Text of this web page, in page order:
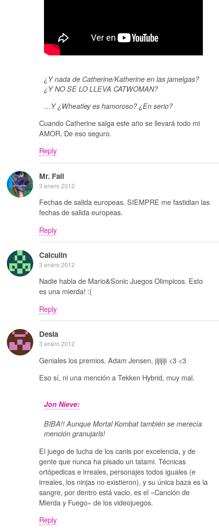
¿Y nada de Catherine/Katherine en las jamelgas?
¿Y NO SE LO LLEVA CATWOMAN?
…Y ¿Wheatley es hamoroso? ¿En serio?
Cuando Catherine salga este año se llevará todo mi
AMOR. De eso seguro.
Reply
Mr. Fail
3 enero 2012
Fechas de salida europeas. SIEMPRE me fastidian las
fechas de salida europeas.
Reply
Calculin
3 enero 2012
Nadie habla de Mario&Sonic Juegos Olimpicos. Esto
es una mierda! :(
Reply
Desia
3 enero 2012
Geniales los premios. Adam Jensen, jijijiji <3 <3
Eso sí, ni una mención a Tekken Hybrid, muy mal.
Jon Nieve:
BIBA!! Aunque Mortal Kombat también se merecía
mención granujarls!
El juego de lucha de los canis por excelencia, y de
gente que nunca ha pisado un tatami. Técnicas
ortópedicas e irreales, personajes todos iguales (e
irreales, los ninjas no existieron), y su única baza es la
sangre, por dentro está vacio, es el «Canción de
Mierda y Fuego» de los videojuegos.
Reply